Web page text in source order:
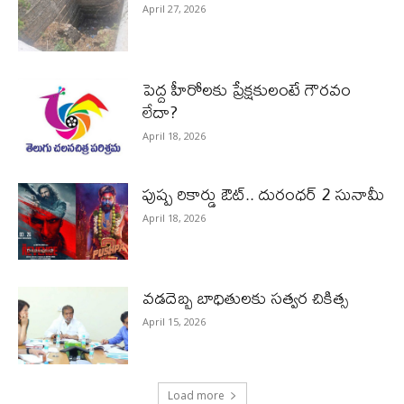
April 27, 2026
పెద్ద హీరోల‌కు ప్రేక్ష‌కులంటే గౌర‌వం
లేదా?
April 18, 2026
పుష్ప రికార్డు ఔట్‌.. దురంధ‌ర్ 2 సునామీ
April 18, 2026
వడదెబ్బ బాధితులకు సత్వర చికిత్స
April 15, 2026
Load more